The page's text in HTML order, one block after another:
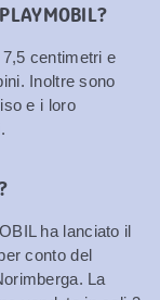
centimetri e
Inoltre sono
e i loro
ha lanciato il
conto del
La